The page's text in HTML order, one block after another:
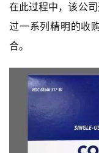
在此过程中，该公
过一系列精明的收
合。